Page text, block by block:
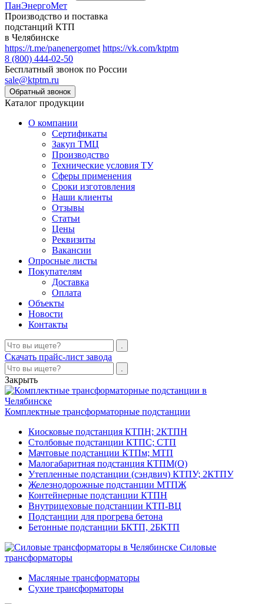
ПанЭнергоМет
Производство и поставка
подстанций КТП
в Челябинске
https://t.me/panenergomet https://vk.com/ktptm
8 (800) 444-02-50
Бесплатный звонок по России
sale@ktptm.ru
Каталог продукции
О компании
Сертификаты
Закуп ТМЦ
Производство
Технические условия ТУ
Сферы применения
Сроки изготовления
Наши клиенты
Отзывы
Статьи
Цены
Реквизиты
Вакансии
Опросные листы
Покупателям
Доставка
Оплата
Объекты
Новости
Контакты
Скачать прайс-лист завода
Закрыть
Комплектные трансформаторные подстанции
Киосковые подстанция КТПН; 2КТПН
Столбовые подстанции КТПС; СТП
Мачтовые подстанции КТПм; МТП
Малогабаритная подстанция КТПМ(О)
Утепленные подстанции (сэндвич) КТПУ; 2КТПУ
Железнодорожные подстанции МТПЖ
Контейнерные подстанции КТПН
Внутрицеховые подстанции КТП-ВЦ
Подстанции для прогрева бетона
Бетонные подстанции БКТП, 2БКТП
Силовые
трансформаторы
Масляные трансформаторы
Сухие трансформаторы